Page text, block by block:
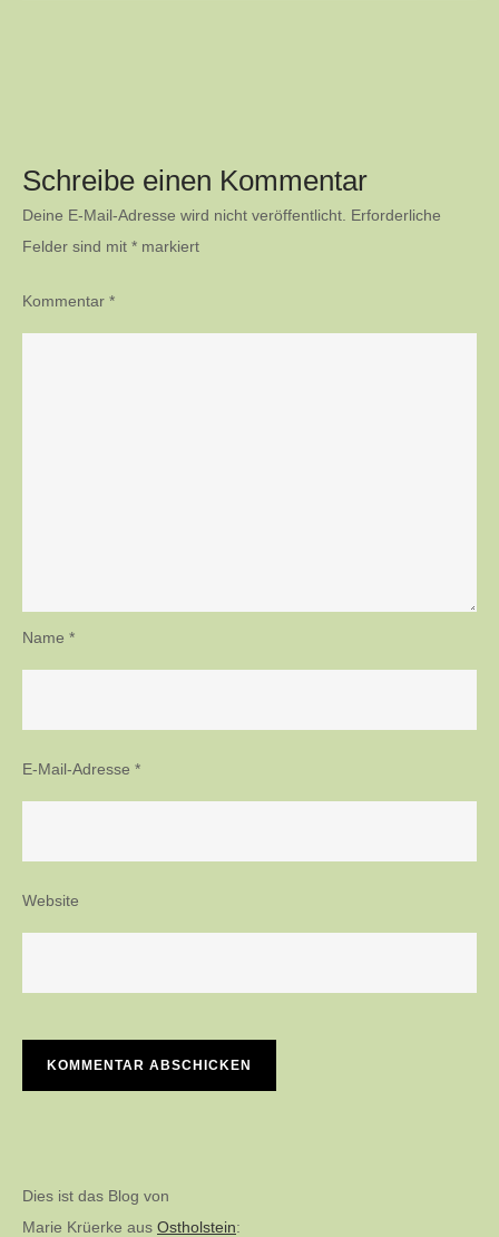
Schreibe einen Kommentar
Deine E-Mail-Adresse wird nicht veröffentlicht. Erforderliche
Felder sind mit * markiert
Kommentar *
Name *
E-Mail-Adresse *
Website
Dies ist das Blog von
Marie Krüerke aus Ostholstein: